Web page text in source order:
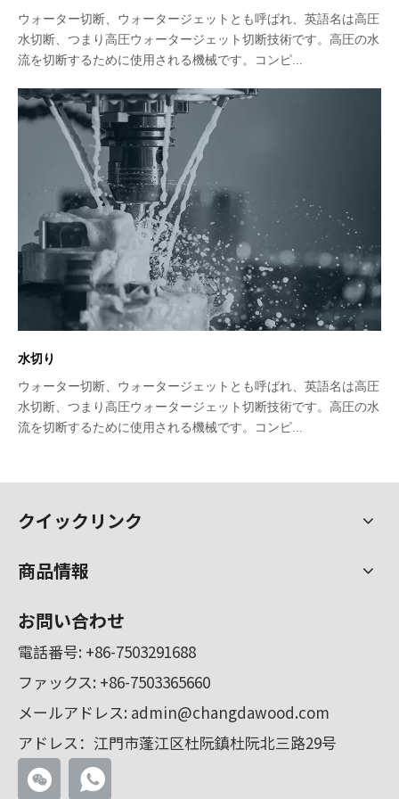
ウォーター切断、ウォータージェットとも呼ばれ、英語名は高圧
水切断、つまり高圧ウォータージェット切断技術です。高圧の水
流を切断するために使用される機械です。コンピ...
水切り
ウォーター切断、ウォータージェットとも呼ばれ、英語名は高圧
水切断、つまり高圧ウォータージェット切断技術です。高圧の水
流を切断するために使用される機械です。コンピ...
クイックリンク
商品情報
お問い合わせ
電話番号: +86-7503291688
ファックス: +86-7503365660
メールアドレス: admin@changdawood.com
アドレス：江門市蓬江区杜阮鎮杜阮北三路29号